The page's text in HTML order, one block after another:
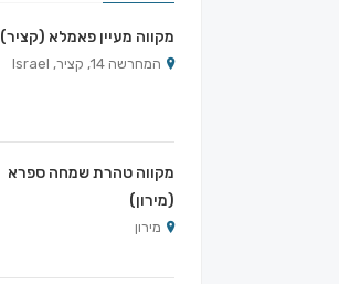
מקווה מעיין פאמלא (קציר)
המחרשה 14, קציר, Israel
מקווה טהרת שמחה ספרא
(מירון)
מירון